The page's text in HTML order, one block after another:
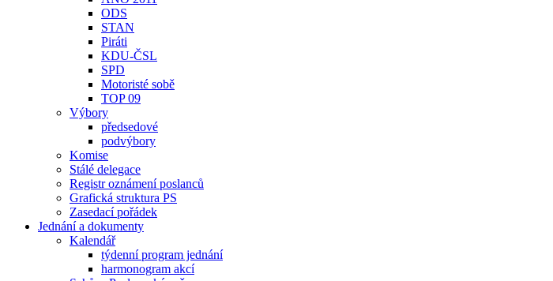
ODS
STAN
Piráti
KDU-ČSL
SPD
Motoristé sobě
TOP 09
Výbory
předsedové
podvýbory
Komise
Stálé delegace
Registr oznámení poslanců
Grafická struktura PS
Zasedací pořádek
Jednání a dokumenty
Kalendář
týdenní program jednání
harmonogram akcí